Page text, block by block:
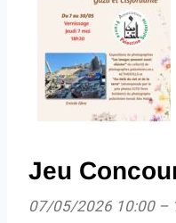
Jeu
07/05/2026 10:00–